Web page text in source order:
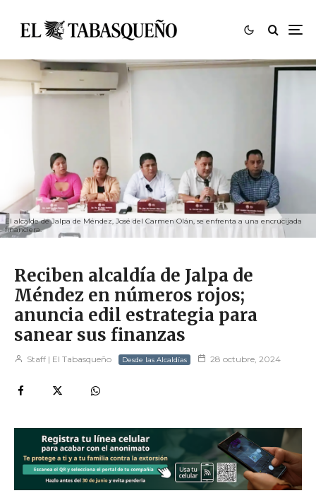
El alcalde de Jalpa de Méndez, José del Carmen Olán, se enfrenta a una encrucijada
financiera.
Reciben alcaldía de Jalpa de
Méndez en números rojos;
anuncia edil estrategia para
sanear sus finanzas
Staff | El Tabasqueño Desde las Alcaldías 28 octubre, 2024